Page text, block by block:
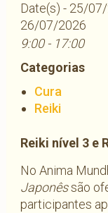
Date(s) - 25/
26/07/2026
9:00 - 17:00
Categorias
Cura
Reiki
Reiki nível 3 e
No Anima
Japonêssão
participantes